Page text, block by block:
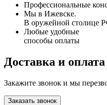
Профессиональные
Мы в Ижевске.
В оружейной столице
Любые удобные
способы оплаты
Доставка и оплата
Закажите звонок и мы
Заказать звонок